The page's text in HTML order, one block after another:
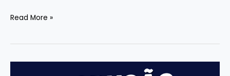
Read More »